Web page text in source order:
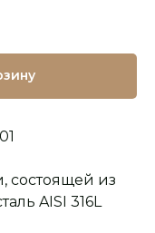
состоящей из
AISI 316L